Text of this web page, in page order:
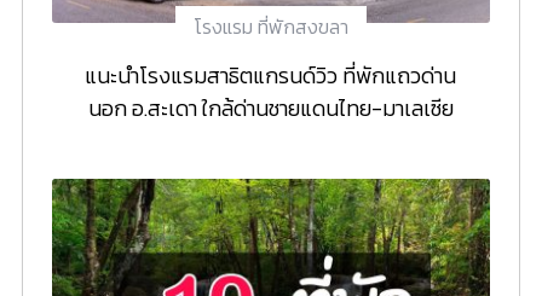
โรงแรม ที่พักสงขลา
แนะนำโรงแรมสาธิตแกรนด์วิว ที่พักแถวด่าน
นอก อ.สะเดา ใกล้ด่านชายแดนไทย-มาเลเซีย